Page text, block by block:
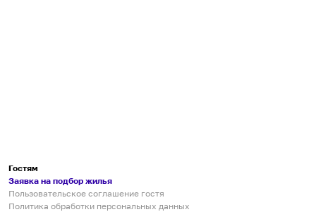
Гостям
Заявка на подбор жилья
Пользовательское соглашение гостя
Политика обработки персональных данных